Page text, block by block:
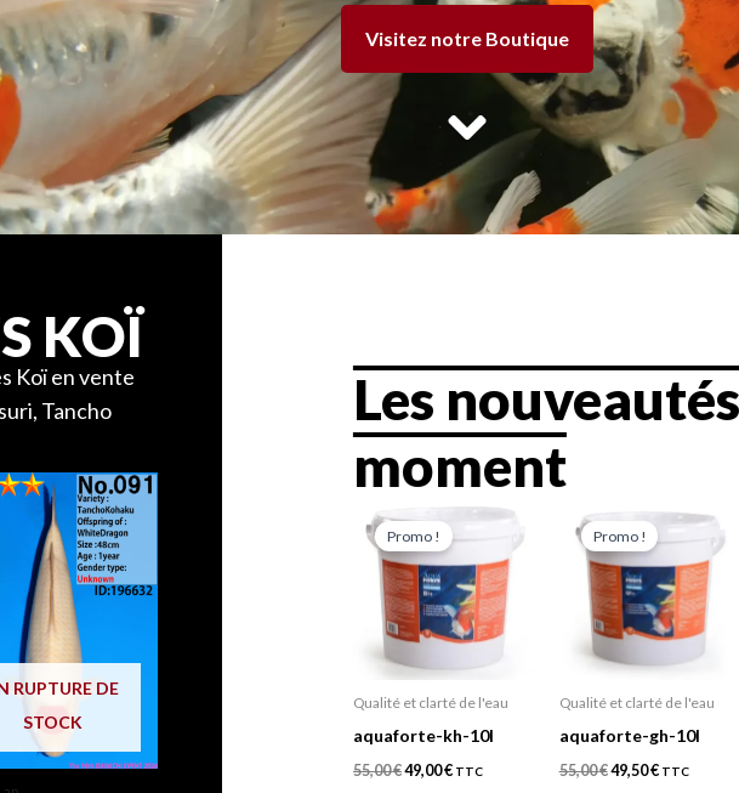
Visitez notre Boutique
KOÏ
Koï en vente
Tancho
RUPTURE DE
STOCK
Les
moment
Promo !
Qualité et clarté de l'eau
aquaforte-kh-10l
55,00€
prix
initial
était :
55,00 €.
49,00€
Le
prix
actuel
est :
49,00 €.
TTC
Promo !
Qualité et clarté de l'eau
aquaforte-gh-10l
55,00€
prix
initial
était :
55,00 €.
49,50€
prix
actuel
est :
49,50 €.
TTC